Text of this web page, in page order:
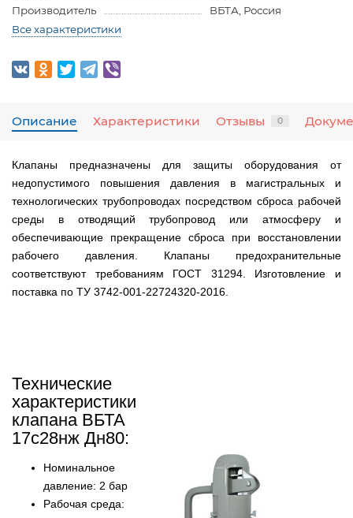
Производитель
ВБТА, Россия
Все характеристики
Описание Характеристики Отзывы 0
Клапаны предназначены для защиты оборудования от
недопустимого повышения давления в магистральных и
технологических трубопроводах посредством сброса рабочей
среды в отводящий трубопровод или атмосферу и
обеспечивающие прекращение сброса при восстановлении
рабочего давления. Клапаны предохранительные
соответствуют требованиям ГОСТ 31294. Изготовление и
поставка по ТУ 3742-001-22724320-2016.
Технические
характеристики
клапана ВБТА
17с28нж Дн80:
Номинальное
давление: 2 бар
Рабочая среда: